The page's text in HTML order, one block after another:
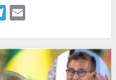
Telegram